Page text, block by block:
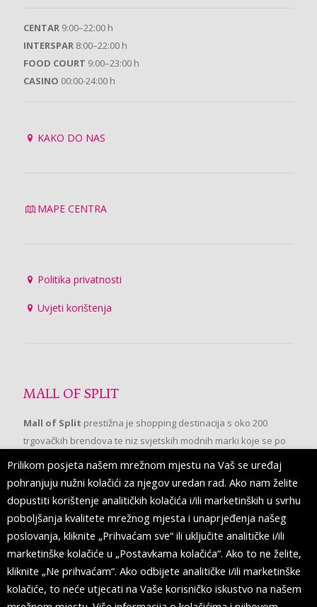
CENTAR 9:00–22:00 h
INTERSPAR 8:00–22:00 h
FOOD COURT 9:00–23:00 h
CASINO 00:00-24:00 h
KAKO DO NAS
MAPE CENTRA
Politika privatnosti
Uvjeti korištenja
MALL OF SPLIT
Mall of Split prestižna je shopping destinacija s oko 200
trgovačkih brendova te niz svjetskih modnih marki koje se po
prvi put pojavljuju u Splitu.
PRATITE NAS
Prilikom posjeta našem mrežnom mjestu na Vaš se uređaj
pohranjuju nužni kolačići za njegov uredan rad. Ako nam želite
dopustiti korištenje analitičkih kolačića i/ili marketinških u svrhu
poboljšanja kvalitete mrežnog mjesta i unaprjeđenja našeg
poslovanja, kliknite „Prihvaćam sve“ ili uključite analitičke i/ili
marketinške kolačiće u „Postavkama kolačića“. Ako to ne želite,
kliknite „Ne prihvaćam“. Ako odbijete analitičke i/ili marketinške
kolačiće, to neće utjecati na Vaše korisničko iskustvo na našem